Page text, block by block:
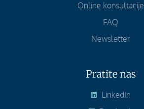
Online konsultacije
FAQ
Newsletter
Pratite nas
LinkedIn